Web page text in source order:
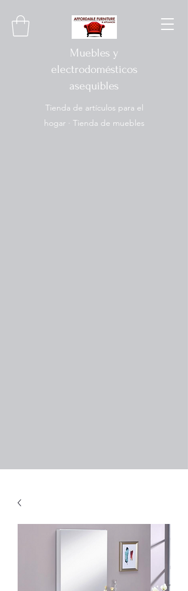
Muebles y
electrodomésticos
asequibles
Tienda de artículos para el
hogar · Tienda de muebles